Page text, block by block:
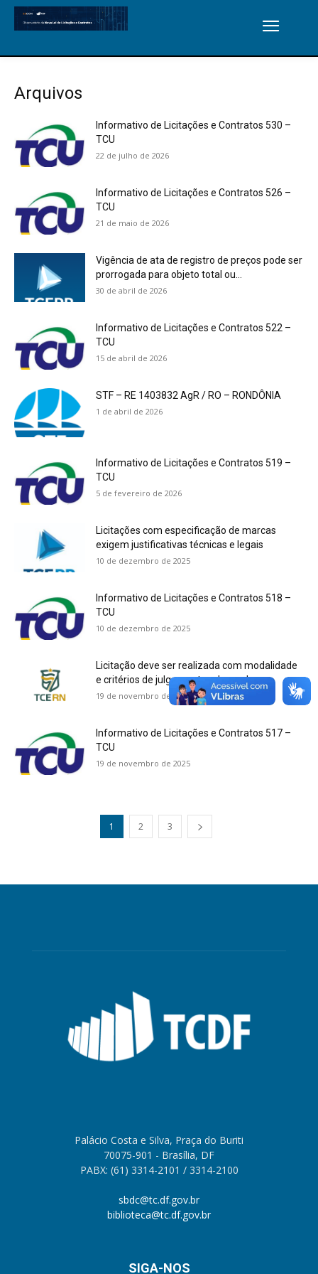
Arquivos
Informativo de Licitações e Contratos 530 –
TCU
22 de julho de 2026
Informativo de Licitações e Contratos 526 –
TCU
21 de maio de 2026
Vigência de ata de registro de preços pode ser
prorrogada para objeto total ou...
30 de abril de 2026
Informativo de Licitações e Contratos 522 –
TCU
15 de abril de 2026
STF – RE 1403832 AgR / RO – RONDÔNIA
1 de abril de 2026
Informativo de Licitações e Contratos 519 –
TCU
5 de fevereiro de 2026
Licitações com especificação de marcas
exigem justificativas técnicas e legais
10 de dezembro de 2025
Informativo de Licitações e Contratos 518 –
TCU
10 de dezembro de 2025
Licitação deve ser realizada com modalidade
e critérios de julgamento adequados
19 de novembro de 2025
Informativo de Licitações e Contratos 517 –
TCU
19 de novembro de 2025
1 2 3
Palácio Costa e Silva, Praça do Buriti
70075-901 - Brasília, DF
PABX: (61) 3314-2101 / 3314-2100
sbdc@tc.df.gov.br
biblioteca@tc.df.gov.br
SIGA-NOS